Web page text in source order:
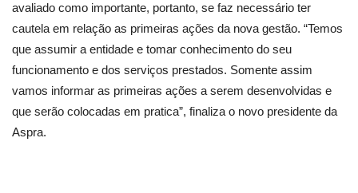
avaliado como importante, portanto, se faz necessário ter
cautela em relação as primeiras ações da nova gestão. “Temos
que assumir a entidade e tomar conhecimento do seu
funcionamento e dos serviços prestados. Somente assim
vamos informar as primeiras ações a serem desenvolvidas e
que serão colocadas em pratica”, finaliza o novo presidente da
Aspra.